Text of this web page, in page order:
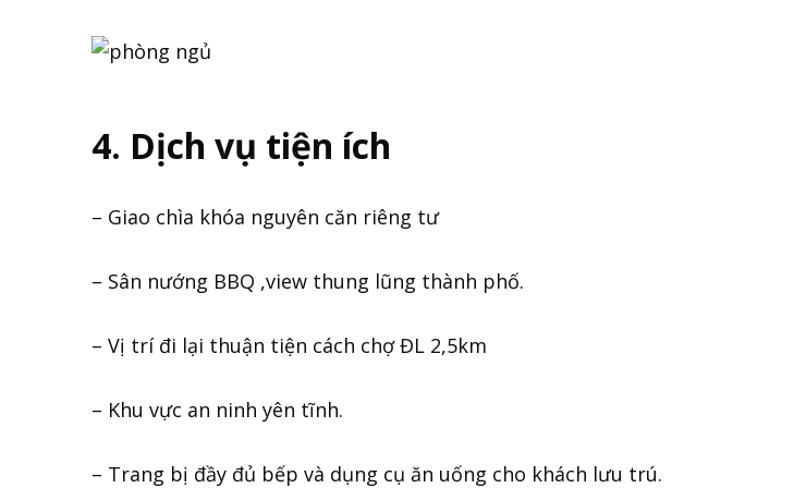
4. Dịch vụ tiện ích
– Giao chìa khóa nguyên căn riêng tư
– Sân nướng BBQ ,view thung lũng thành phố.
– Vị trí đi lại thuận tiện cách chợ ĐL 2,5km
– Khu vực an ninh yên tĩnh.
– Trang bị đầy đủ bếp và dụng cụ ăn uống cho khách lưu trú.